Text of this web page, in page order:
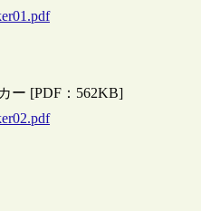
ー [PDF：562KB]